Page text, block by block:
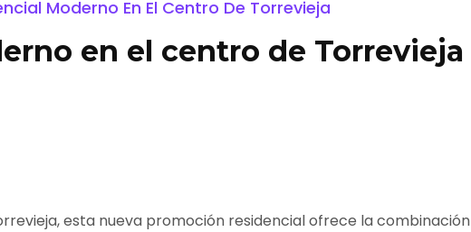
Moderno En El Centro De Torrevieja
en el centro de Torrevieja
esta nueva promoción residencial ofrece la